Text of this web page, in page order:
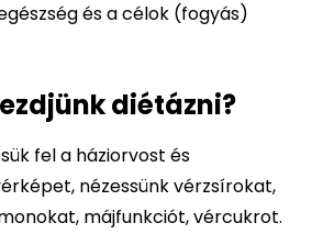
és a célok (fogyás)
diétázni?
fel a háziorvost és
nézessünk vérzsírokat,
májfunkciót, vércukrot.